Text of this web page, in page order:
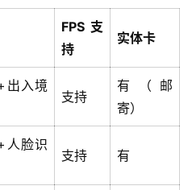
FPS支
持
实体卡
出入境
支持
有（邮
寄）
人脸识
支持 有